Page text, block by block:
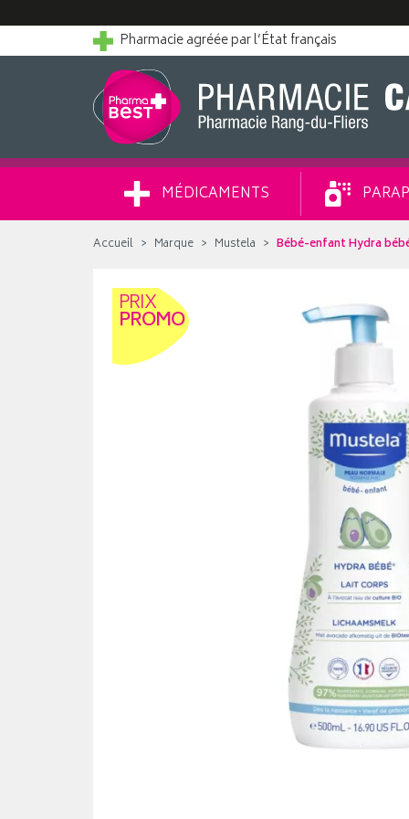
Pharmacie agréée par l’État français
MÉDICAMENTS
Accueil Marque Mustela Bébé-enfant Hydra
PRIX
PROMO